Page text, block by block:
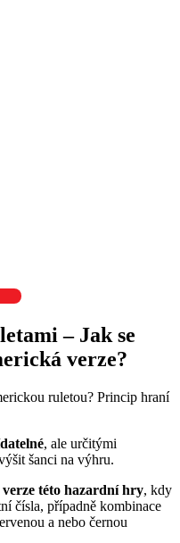
– Jak se
verze?
ruletou? Princip hraní
, ale určitými
šanci na výhru.
této hazardní hry, kdy
čísla, případně kombinace
a nebo černou